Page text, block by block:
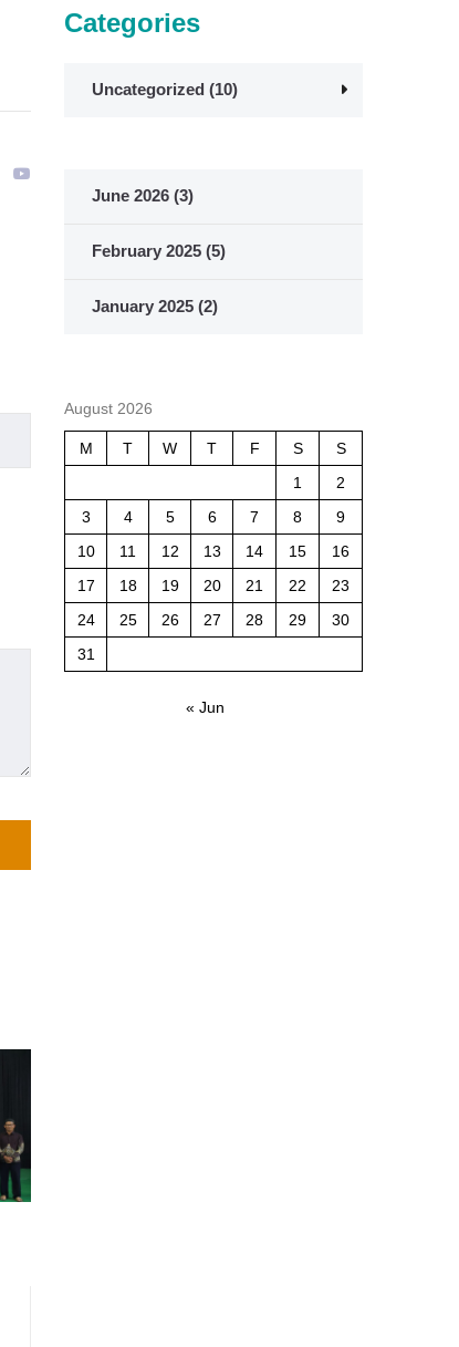
Categories
Uncategorized (10)
June 2026 (3)
February 2025 (5)
January 2025 (2)
August 2026
M T W T F S
S
1
2
3
4 5 6 7 8
9
10
11 12 13 14 15
16
17
18 19 20 21 22
23
24
25 26 27 28 29
30
31
« Jun